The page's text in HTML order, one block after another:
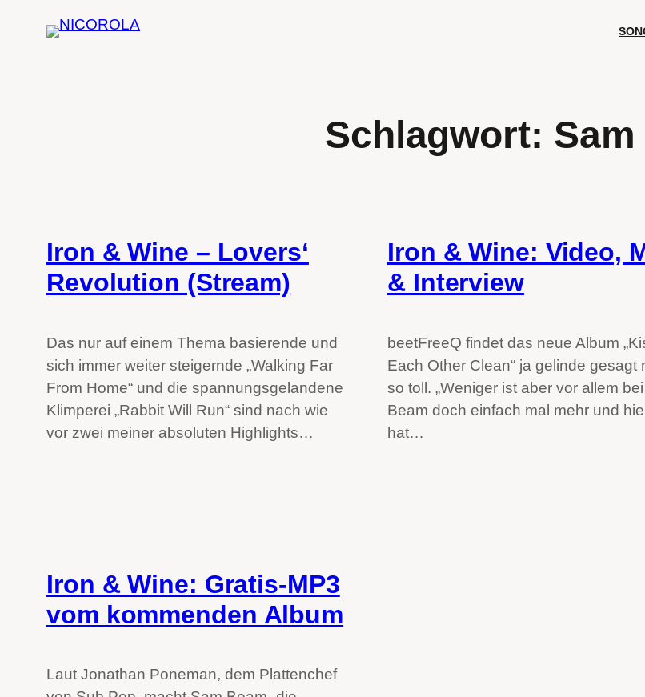
Schlagwort: Sam
Iron & Wine – Lovers‘
Revolution (Stream)
Das nur auf einem Thema basierende und
sich immer weiter steigernde „Walking Far
From Home“ und die spannungsgelandene
Klimperei „Rabbit Will Run“ sind nach wie
vor zwei meiner absoluten Highlights…
Iron & Wine: Video,
& Interview
beetFreeQ findet das neue Album
Each Other Clean“ ja gelinde gesagt
so toll. „Weniger ist aber vor allem
Beam doch einfach mal mehr und
hat…
Iron & Wine: Gratis-MP3
vom kommenden Album
Laut Jonathan Poneman, dem Plattenchef